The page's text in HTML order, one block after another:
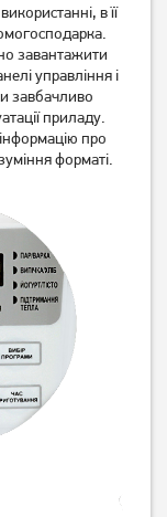
B
Tefal
в її
завантажити
управління і
завбачливо
приладу.
про
форматі.